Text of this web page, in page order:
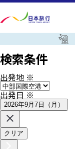
検索条件
出発地 ※
出発日※
2026年9月7日（月）
クリア